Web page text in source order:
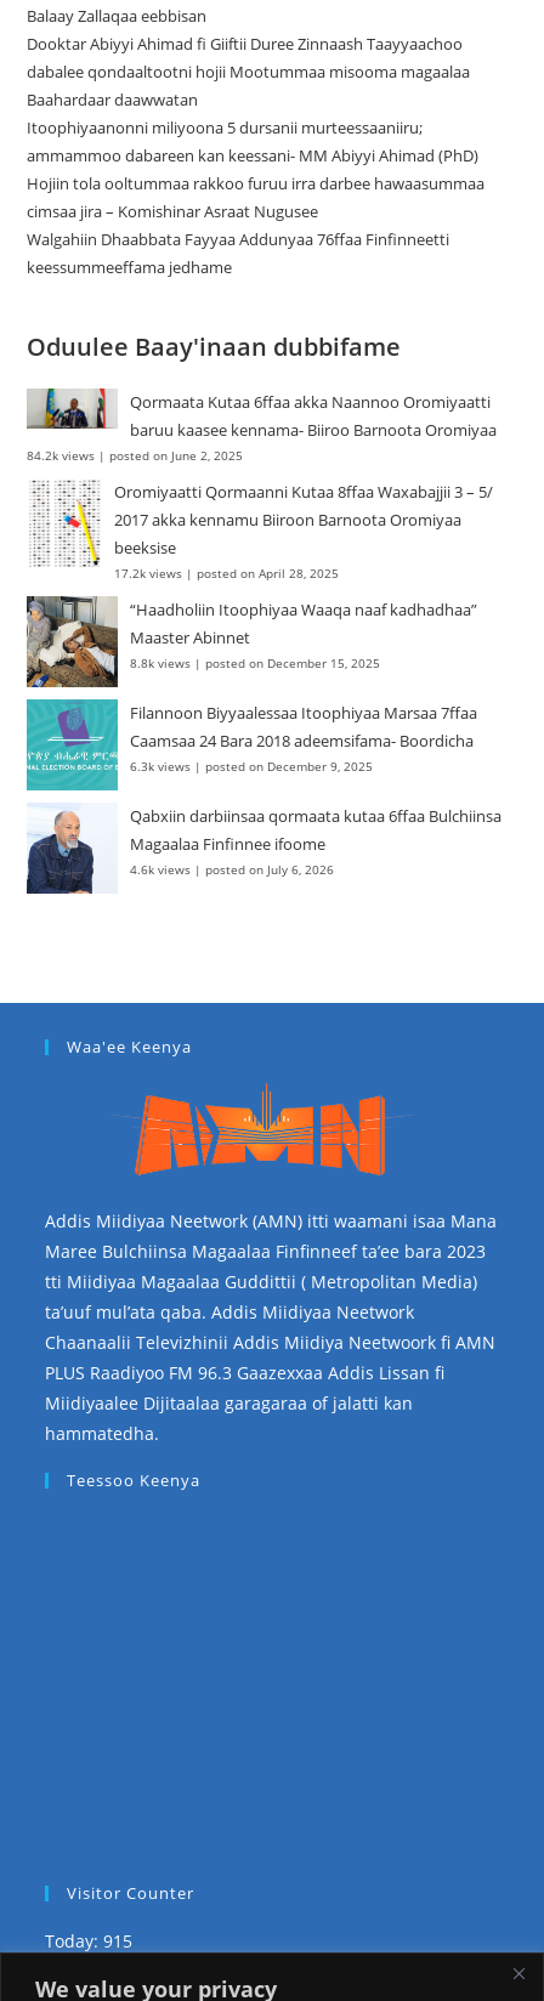
We value your privacy
Balaay Zallaqaa eebbisan
Dooktar Abiyyi Ahimad fi Giiftii Duree Zinnaash Taayyaachoo
dabalee qondaaltootni hojii Mootummaa misooma magaalaa
Baahardaar daawwatan
Itoophiyaanonni miliyoona 5 dursanii murteessaaniiru;
ammammoo dabareen kan keessani- MM Abiyyi Ahimad (PhD)
Hojiin tola ooltummaa rakkoo furuu irra darbee hawaasummaa
cimsaa jira – Komishinar Asraat Nugusee
Walgahiin Dhaabbata Fayyaa Addunyaa 76ffaa Finfinneetti
keessummeeffama jedhame
Oduulee Baay'inaan dubbifame
Qormaata Kutaa 6ffaa akka Naannoo Oromiyaatti
baruu kaasee kennama- Biiroo Barnoota Oromiyaa
84.2k views |posted on June 2, 2025
Oromiyaatti Qormaanni Kutaa 8ffaa Waxabajjii 3 – 5/
2017 akka kennamu Biiroon Barnoota Oromiyaa
beeksise
17.2k views |posted on April 28, 2025
“Haadholiin Itoophiyaa Waaqa naaf kadhadhaa”
Maaster Abinnet
8.8k views |posted on December 15, 2025
Filannoon Biyyaalessaa Itoophiyaa Marsaa 7ffaa
Caamsaa 24 Bara 2018 adeemsifama- Boordicha
6.3k views |posted on December 9, 2025
Qabxiin darbiinsaa qormaata kutaa 6ffaa Bulchiinsa
Magaalaa Finfinnee ifoome
4.6k views |posted on July 6, 2026
Waa'ee Keenya
Addis Miidiyaa Neetwork (AMN) itti waamani isaa Mana
Maree Bulchiinsa Magaalaa Finfinneef ta’ee bara 2023
tti Miidiyaa Magaalaa Guddittii ( Metropolitan Media)
ta’uuf mul’ata qaba. Addis Miidiyaa Neetwork
Chaanaalii Televizhinii Addis Miidiya Neetwoork fi AMN
PLUS Raadiyoo FM 96.3 Gaazexxaa Addis Lissan fi
Miidiyaalee Dijitaalaa garagaraa of jalatti kan
hammatedha.
Teessoo Keenya
Visitor Counter
Today: 915
Yesterday: 2257